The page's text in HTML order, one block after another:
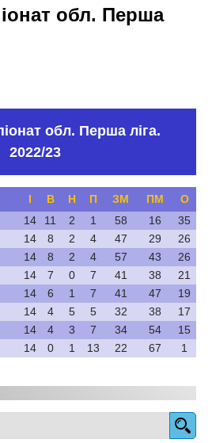
обл. Перша
обл. Перша ліга.
2022/23
І В Н П ЗМ ПМ
О
14 11 2 1 58 16
35
14 8 2 4 47 29
26
14 8 2 4 57 43
26
14 7 0 7 41 38
21
14 6 1 7 41 47
19
14 4 5 5 32 38
17
14 4 3 7 34 54
15
14 0 1 13 22 67 1